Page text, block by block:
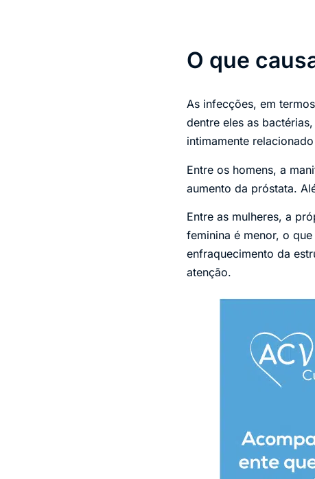
O que
As infecções, em
dentre eles as
intimamente
Entre os homens, a
aumento da próstata.
Entre as mulheres, a
feminina é menor, o
enfraquecimento da
atenção.